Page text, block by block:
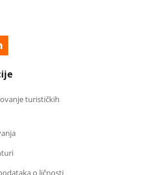
turističkih
o ličnosti